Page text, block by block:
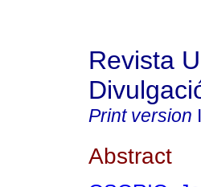
Revista
Print version
Abstract